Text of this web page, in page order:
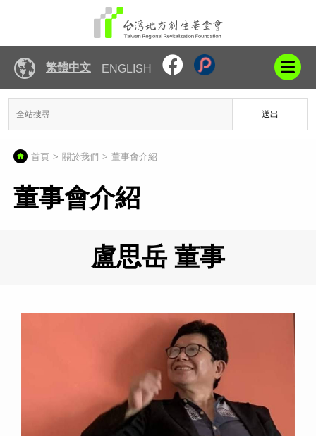
繁體中文 ENGLISH
送出
首頁 關於我們 董事會介紹
董事會介紹
盧思岳 董事